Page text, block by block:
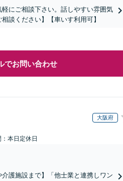
にご相談下さい。話しやすい雰囲気
談ください】【車いす利用可】
でお問い合わせ
大阪府
本日定休日
護施設まで】「他士業と連携しワン